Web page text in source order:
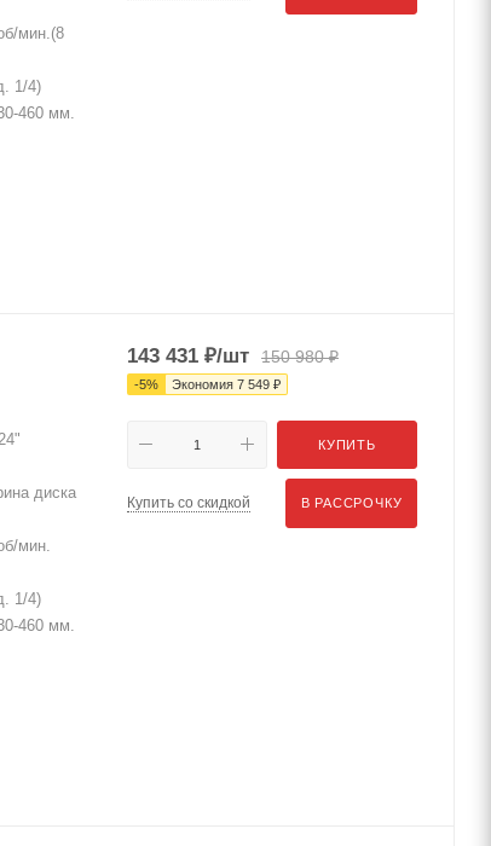
мин.(8
1/4)
460 мм.
диска
мин.
1/4)
460 мм.
143 431 ₽/шт 150 980₽
-5% Экономия 7 549 ₽
КУПИТЬ
Купить со скидкой В РАССРОЧКУ